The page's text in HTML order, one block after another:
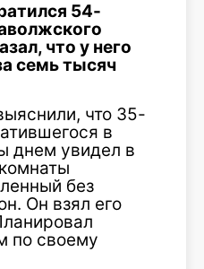
54-
что у него
семь тысяч
что 35-
в
днем увидел в
без
Он взял его
по своему